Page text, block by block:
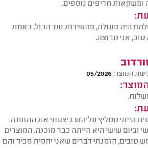
ומשקאות חריפים נוספים.
היה מעולה, מהשירות ועד הכול. באמת
טוב, אני מרוצה.
המוצר:05/2026
הייתי ממליץ עליהם! ביצעתי את ההזמנה
וביום שישי היא הייתה כבר מוכנה. המוצרים
טובים, הזמנתי דברים שאני יחסית מכיר והם